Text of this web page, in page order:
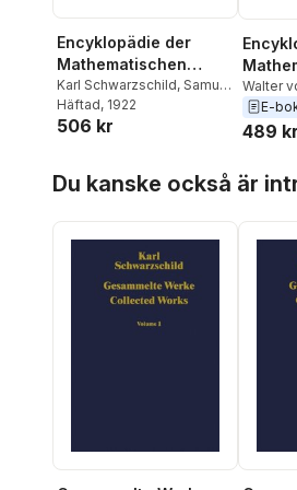
Encyklopädie der
Mathematischen
Wissenschaften mit
Einschluss ihrer
Anwendungen
Karl Schwarzschild, Samuel
Oppenheim,
Dyck
Häftad, 1922
506 kr
Walter
E-
489 kr
Du kanske också är